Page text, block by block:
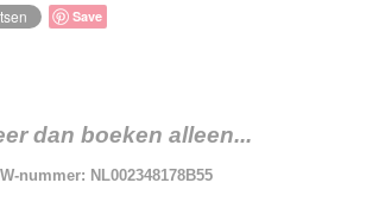
Save
dan boeken alleen...
nummer: NL002348178B55